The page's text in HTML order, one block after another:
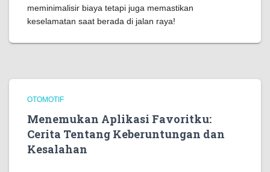
meminimalisir biaya tetapi juga memastikan
keselamatan saat berada di jalan raya!
OTOMOTIF
Menemukan Aplikasi Favoritku:
Cerita Tentang Keberuntungan dan
Kesalahan